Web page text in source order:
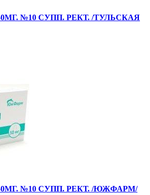
№10 СУПП. РЕКТ. /ТУЛЬСКАЯ
№10 СУПП. РЕКТ. /ЮЖФАРМ/